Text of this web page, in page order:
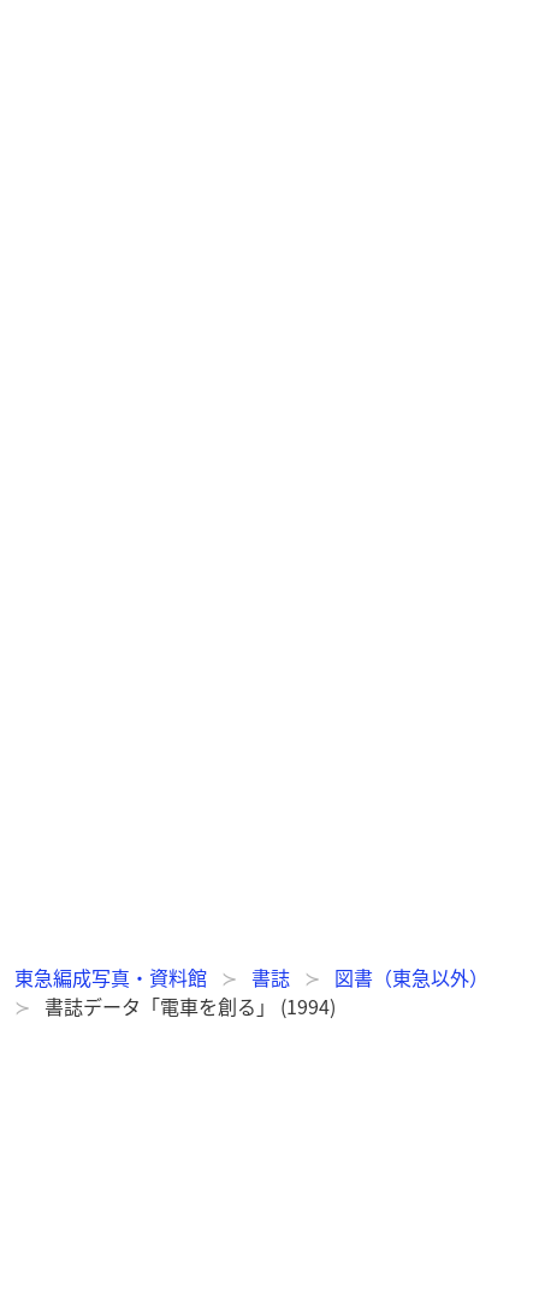
東急編成写真・資料館 書誌
図書（東急以外）
書誌データ「電車を創る」 (1994)